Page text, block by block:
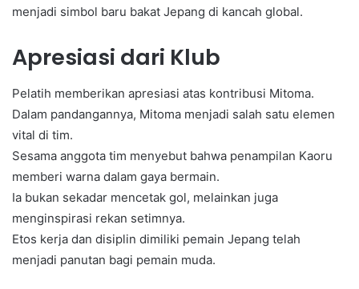
menjadi simbol baru bakat Jepang di kancah global.
Apresiasi dari Klub
Pelatih memberikan apresiasi atas kontribusi Mitoma.
Dalam pandangannya, Mitoma menjadi salah satu elemen
vital di tim.
Sesama anggota tim menyebut bahwa penampilan Kaoru
memberi warna dalam gaya bermain.
Ia bukan sekadar mencetak gol, melainkan juga
menginspirasi rekan setimnya.
Etos kerja dan disiplin dimiliki pemain Jepang telah
menjadi panutan bagi pemain muda.